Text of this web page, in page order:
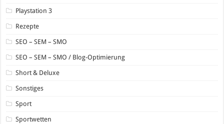
Playstation 3
Rezepte
SEO – SEM – SMO
SEO – SEM – SMO / Blog-Optimierung
Short & Deluxe
Sonstiges
Sport
Sportwetten